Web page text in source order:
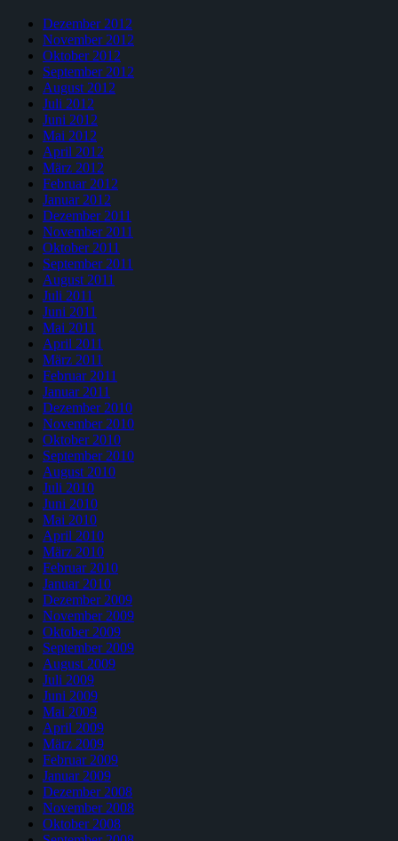
Dezember 2012
November 2012
Oktober 2012
September 2012
August 2012
Juli 2012
Juni 2012
Mai 2012
April 2012
März 2012
Februar 2012
Januar 2012
Dezember 2011
November 2011
Oktober 2011
September 2011
August 2011
Juli 2011
Juni 2011
Mai 2011
April 2011
März 2011
Februar 2011
Januar 2011
Dezember 2010
November 2010
Oktober 2010
September 2010
August 2010
Juli 2010
Juni 2010
Mai 2010
April 2010
März 2010
Februar 2010
Januar 2010
Dezember 2009
November 2009
Oktober 2009
September 2009
August 2009
Juli 2009
Juni 2009
Mai 2009
April 2009
März 2009
Februar 2009
Januar 2009
Dezember 2008
November 2008
Oktober 2008